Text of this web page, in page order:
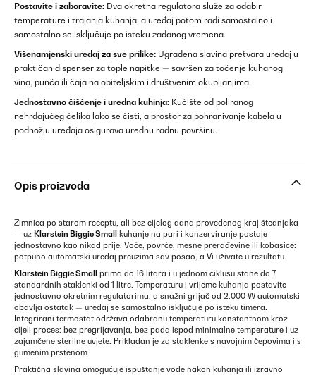
Postavite i zaboravite: Dva okretna regulatora služe za odabir
temperature i trajanja kuhanja, a uređaj potom radi samostalno i
samostalno se isključuje po isteku zadanog vremena.
Višenamjenski uređaj za sve prilike: Ugrađena slavina pretvara uređaj u
praktičan dispenser za tople napitke — savršen za točenje kuhanog
vina, punča ili čaja na obiteljskim i društvenim okupljanjima.
Jednostavno čišćenje i uredna kuhinja: Kućište od poliranog
nehrđajućeg čelika lako se čisti, a prostor za pohranivanje kabela u
podnožju uređaja osigurava urednu radnu površinu.
Opis proizvoda
Zimnica po starom receptu, ali bez cijelog dana provedenog kraj štednjaka
— uz Klarstein Biggie Small
kuhanje na pari i konzerviranje postaje
jednostavno kao nikad prije. Voće, povrće, mesne prerađevine ili kobasice:
potpuno automatski uređaj preuzima sav posao, a Vi uživate u rezultatu.
Klarstein Biggie Small
prima do 16 litara i u jednom ciklusu stane do 7
standardnih staklenki od 1 litre. Temperaturu i vrijeme kuhanja postavite
jednostavno okretnim regulatorima, a snažni grijač od 2.000 W automatski
obavlja ostatak — uređaj se samostalno isključuje po isteku timera.
Integrirani termostat održava odabranu temperaturu konstantnom kroz
cijeli proces: bez pregrijavanja, bez pada ispod minimalne temperature i uz
zajamčene sterilne uvjete. Prikladan je za staklenke s navojnim čepovima i s
gumenim prstenom.
Praktična slavina omogućuje ispuštanje vode nakon kuhanja ili izravno